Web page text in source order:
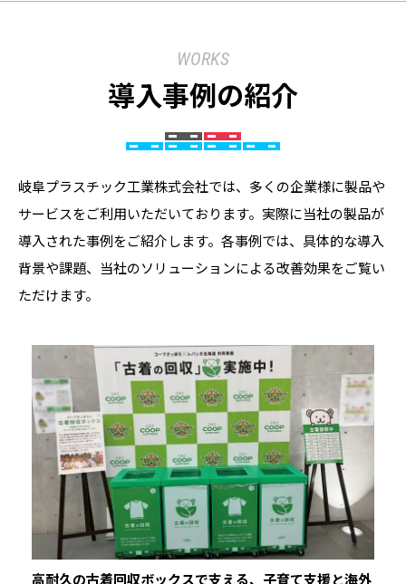
WORKS
導入事例の紹介
岐阜プラスチック工業株式会社では、多くの企業様に製品や
サービスをご利用いただいております。実際に当社の製品が
導入された事例をご紹介します。各事例では、具体的な導入
背景や課題、当社のソリューションによる改善効果をご覧い
ただけます。
高耐久の古着回収ボックスで支える、子育て支援と海外